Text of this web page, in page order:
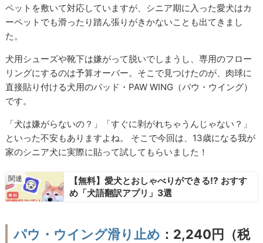
ペットを敷いて対応していますが、シニア期に入った愛犬はカ
ーペットでも滑ったり踏ん張りがきかないことも出てきまし
た。
犬用シューズや靴下は嫌がって脱いでしまうし、専用のフロー
リングにするのは予算オーバー。そこで見つけたのが、肉球に
直接貼り付ける犬用のパッド・PAW WING（パウ・ウイング）
です。
「犬は嫌がらないの？」「すぐに剥がれちゃうんじゃない？」
といった不安もありますよね。 そこで今回は、13歳になる我が
家のシニア犬に実際に貼って試してもらいました！
【無料】愛犬とおしゃべりができる!? おすす
め「犬語翻訳アプリ」3選
パウ・ウイング滑り止め ：2,240円（税